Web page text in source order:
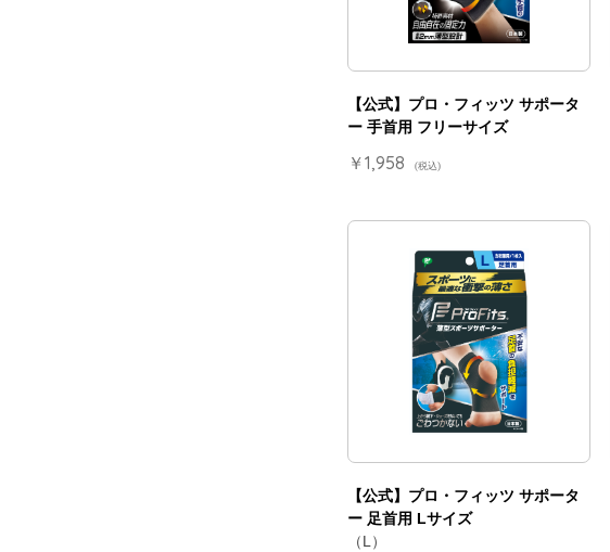
【公式】プロ・フィッツ サポータ
ー 手首用 フリーサイズ
￥1,958 (税込)
【公式】プロ・フィッツ サポータ
ー 足首用 Lサイズ
（L）